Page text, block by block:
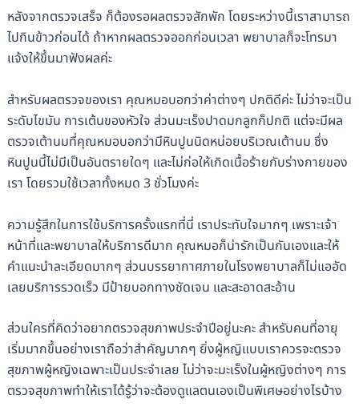
หลังจากตรวจเสร็จ ก็ต้องรอผลตรวจสักพัก โดยระหว่างนี้เราสามารถ
ไปกินข้าวก่อนได้ ถ้าหากผลตรวจออกก่อนเวลา พยาบาลก็จะโทรมา
แจ้งให้ขึ้นมาฟังผลค่ะ
สำหรับผลตรวจของเรา คุณหมอบอกว่าค่าต่างๆ ปกติดีค่ะ ไม่ว่าจะเป็น
ระดับไขมัน การเต้นของหัวใจ ส่วนมะเร็งปาดมกลูกก็ปกติ แต่จะมีผล
ตรวจเต้านมที่คุณหมอบอกว่ามีหินปูนนิดหน่อยบริเวณเต้านม ซึ่ง
หินปูนนี้ไม่มีเป็นอันตรายใดๆ และไม่ก่อให้เกิดเนื้อร้ายกับร่างกายของ
เรา โดยรวมใช้เวลาทั้งหมด 3 ชั่วโมงค่ะ
ความรู้สึกในการใช้บริการครั้งแรกที่นี่ เราประทับใจมากๆ เพราะเจ้า
หน้าที่และพยาบาลให้บริการดีมาก คุณหมอก็น่ารักเป็นกันเองและให้
คำแนะนำละเอียดมากๆ ส่วนบรรยากาศภายในโรงพยาบาลก็ไม่แออัด
เลยบริการรวดเร็ว มีป้ายบอกทางชัดเจน และสะอาดสะอ้าน
ส่วนใครที่คิดว่าอยากตรวจสุขภาพประจำปีอยู่นะคะ สำหรับคนที่อายุ
เริ่มมากขึ้นอย่างเราถือว่าสำคัญมากๆ ยิ่งผู้หญิแบบเราควรจะตรวจ
สุขภาพผู้หญิงเฉพาะเป็นประจำเลย ไม่ว่าจะมะเร็งในผู้หญิงต่างๆ การ
ตรวจสุขภาพทำให้เราได้รู้ว่าจะต้องดูแลตนเองเป็นพิเศษอย่างไรบ้าง